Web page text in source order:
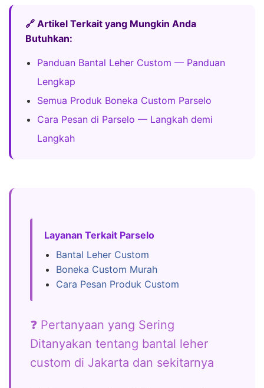
🔗 Artikel Terkait yang Mungkin Anda
Butuhkan:
Panduan Bantal Leher Custom — Panduan
Lengkap
Semua Produk Boneka Custom Parselo
Cara Pesan di Parselo — Langkah demi
Langkah
Layanan Terkait Parselo
Bantal Leher Custom
Boneka Custom Murah
Cara Pesan Produk Custom
❓ Pertanyaan yang Sering
Ditanyakan tentang bantal leher
custom di Jakarta dan sekitarnya